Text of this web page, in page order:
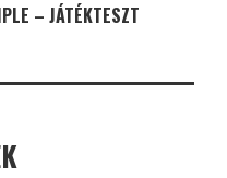
– JÁTÉKTESZT